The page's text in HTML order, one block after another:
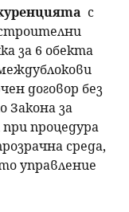
с
за 6 обекта
договор без
Закона за
процедура
среда,
управление